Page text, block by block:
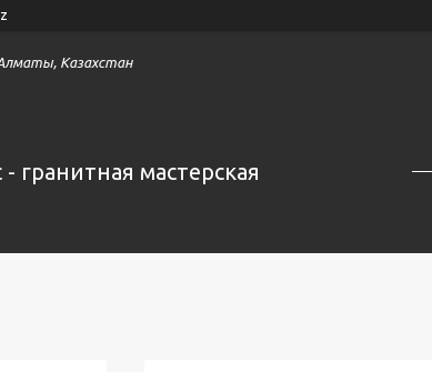
Казахстан
гранитная мастерская